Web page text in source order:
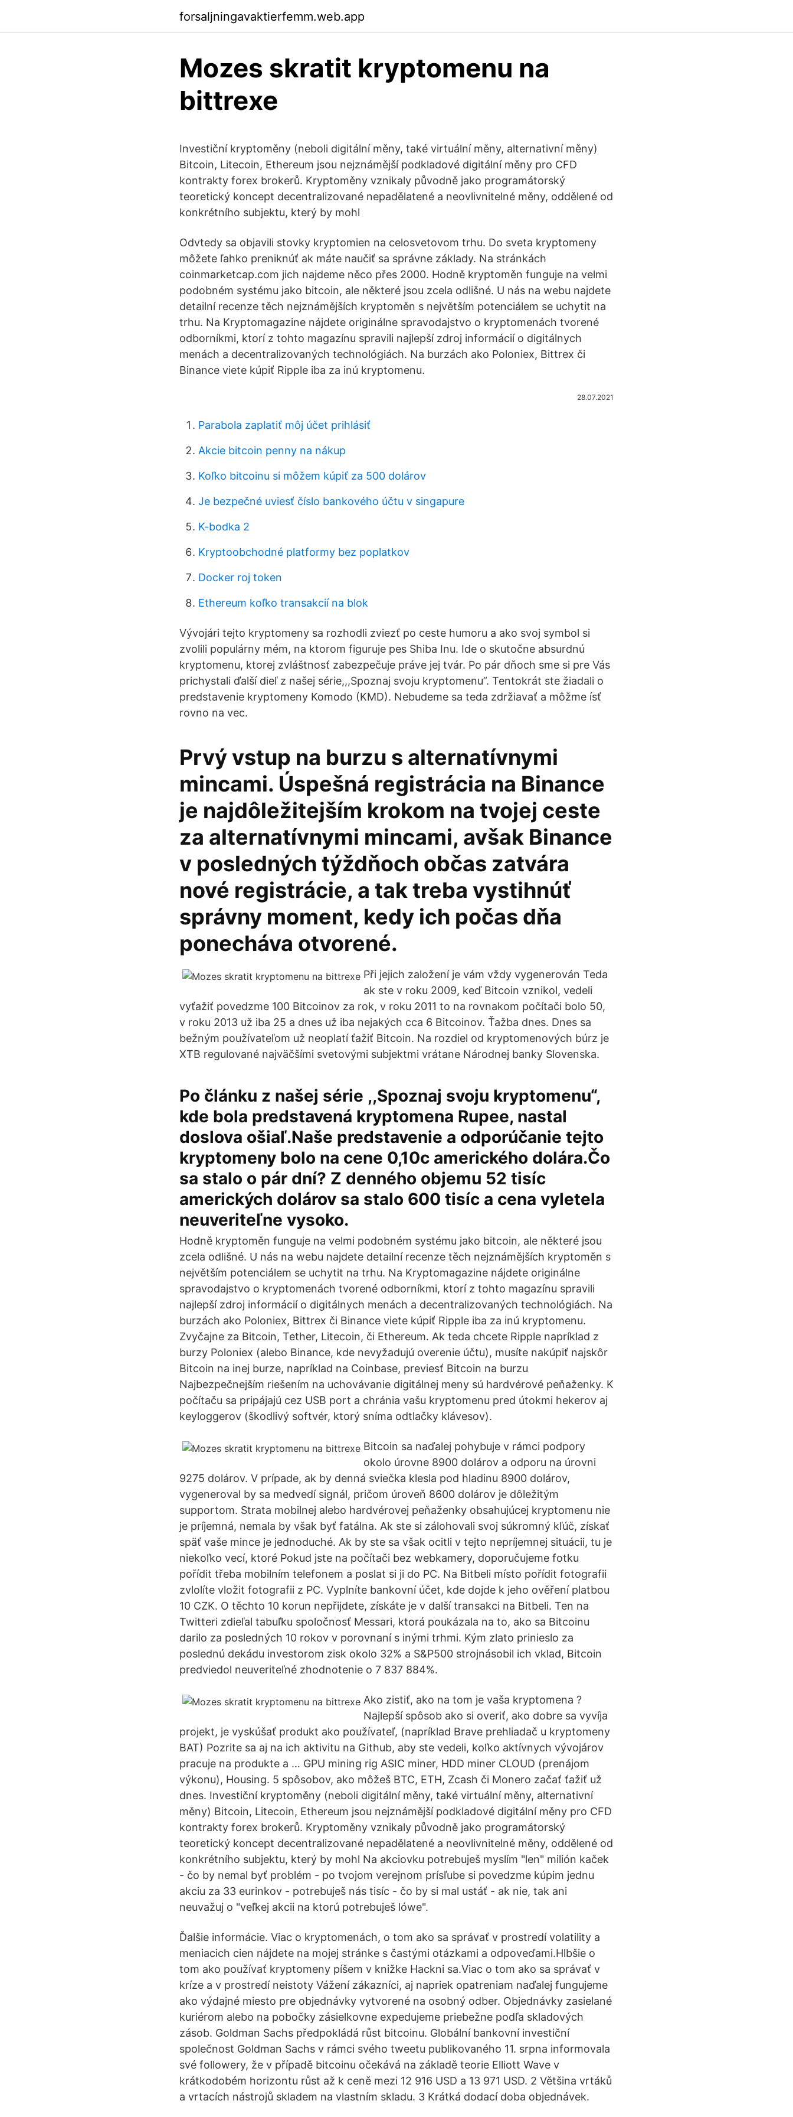
forsaljningavaktierfemm.web.app
Mozes skratit kryptomenu na
bittrexe
Investiční kryptoměny (neboli digitální měny, také virtuální měny, alternativní měny)
Bitcoin, Litecoin, Ethereum jsou nejznámější podkladové digitální měny pro CFD
kontrakty forex brokerů. Kryptoměny vznikaly původně jako programátorský
teoretický koncept decentralizované nepadělatené a neovlivnitelné měny, oddělené od
konkrétního subjektu, který by mohl
Odvtedy sa objavili stovky kryptomien na celosvetovom trhu. Do sveta kryptomeny
môžete ľahko preniknúť ak máte naučiť sa správne základy. Na stránkách
coinmarketcap.com jich najdeme něco přes 2000. Hodně kryptoměn funguje na velmi
podobném systému jako bitcoin, ale některé jsou zcela odlišné. U nás na webu najdete
detailní recenze těch nejznámějších kryptoměn s největším potenciálem se uchytit na
trhu. Na Kryptomagazine nájdete originálne spravodajstvo o kryptomenách tvorené
odborníkmi, ktorí z tohto magazínu spravili najlepší zdroj informácií o digitálnych
menách a decentralizovaných technológiách. Na burzách ako Poloniex, Bittrex či
Binance viete kúpiť Ripple iba za inú kryptomenu.
28.07.2021
Parabola zaplatiť môj účet prihlásiť
Akcie bitcoin penny na nákup
Koľko bitcoinu si môžem kúpiť za 500 dolárov
Je bezpečné uviesť číslo bankového účtu v singapure
K-bodka 2
Kryptoobchodné platformy bez poplatkov
Docker roj token
Ethereum koľko transakcií na blok
Vývojári tejto kryptomeny sa rozhodli zviezť po ceste humoru a ako svoj symbol si
zvolili populárny mém, na ktorom figuruje pes Shiba Inu. Ide o skutočne absurdnú
kryptomenu, ktorej zvláštnosť zabezpečuje práve jej tvár. Po pár dňoch sme si pre Vás
prichystali ďalší dieľ z našej série,,,Spoznaj svoju kryptomenu”. Tentokrát ste žiadali o
predstavenie kryptomeny Komodo (KMD). Nebudeme sa teda zdržiavať a môžme ísť
rovno na vec.
Prvý vstup na burzu s alternatívnymi
mincami. Úspešná registrácia na Binance
je najdôležitejším krokom na tvojej ceste
za alternatívnymi mincami, avšak Binance
v posledných týždňoch občas zatvára
nové registrácie, a tak treba vystihnúť
správny moment, kedy ich počas dňa
ponecháva otvorené.
Při jejich založení je vám vždy vygenerován Teda
ak ste v roku 2009, keď Bitcoin vznikol, vedeli
vyťažiť povedzme 100 Bitcoinov za rok, v roku 2011 to na rovnakom počítači bolo 50,
v roku 2013 už iba 25 a dnes už iba nejakých cca 6 Bitcoinov. Ťažba dnes. Dnes sa
bežným používateľom už neoplatí ťažiť Bitcoin. Na rozdiel od kryptomenových búrz je
XTB regulované najväčšími svetovými subjektmi vrátane Národnej banky Slovenska.
Po článku z našej série ,,Spoznaj svoju kryptomenu“,
kde bola predstavená kryptomena Rupee, nastal
doslova ošiaľ.Naše predstavenie a odporúčanie tejto
kryptomeny bolo na cene 0,10c amerického dolára.Čo
sa stalo o pár dní? Z denného objemu 52 tisíc
amerických dolárov sa stalo 600 tisíc a cena vyletela
neuveriteľne vysoko.
Hodně kryptoměn funguje na velmi podobném systému jako bitcoin, ale některé jsou
zcela odlišné. U nás na webu najdete detailní recenze těch nejznámějších kryptoměn s
největším potenciálem se uchytit na trhu. Na Kryptomagazine nájdete originálne
spravodajstvo o kryptomenách tvorené odborníkmi, ktorí z tohto magazínu spravili
najlepší zdroj informácií o digitálnych menách a decentralizovaných technológiách. Na
burzách ako Poloniex, Bittrex či Binance viete kúpiť Ripple iba za inú kryptomenu.
Zvyčajne za Bitcoin, Tether, Litecoin, či Ethereum. Ak teda chcete Ripple napríklad z
burzy Poloniex (alebo Binance, kde nevyžadujú overenie účtu), musíte nakúpiť najskôr
Bitcoin na inej burze, napríklad na Coinbase, previesť Bitcoin na burzu
Najbezpečnejším riešením na uchovávanie digitálnej meny sú hardvérové peňaženky. K
počítaču sa pripájajú cez USB port a chránia vašu kryptomenu pred útokmi hekerov aj
keyloggerov (škodlivý softvér, ktorý sníma odtlačky klávesov).
Bitcoin sa naďalej pohybuje v rámci podpory
okolo úrovne 8900 dolárov a odporu na úrovni
9275 dolárov. V prípade, ak by denná sviečka klesla pod hladinu 8900 dolárov,
vygeneroval by sa medvedí signál, pričom úroveň 8600 dolárov je dôležitým
supportom. Strata mobilnej alebo hardvérovej peňaženky obsahujúcej kryptomenu nie
je príjemná, nemala by však byť fatálna. Ak ste si zálohovali svoj súkromný kľúč, získať
späť vaše mince je jednoduché. Ak by ste sa však ocitli v tejto nepríjemnej situácii, tu je
niekoľko vecí, ktoré Pokud jste na počítači bez webkamery, doporučujeme fotku
pořídit třeba mobilním telefonem a poslat si ji do PC. Na Bitbeli místo pořídit fotografii
zvlolíte vložit fotografii z PC. Vyplníte bankovní účet, kde dojde k jeho ověření platbou
10 CZK. O těchto 10 korun nepřijdete, získáte je v další transakci na Bitbeli. Ten na
Twitteri zdieľal tabuľku spoločnosť Messari, ktorá poukázala na to, ako sa Bitcoinu
darilo za posledných 10 rokov v porovnaní s inými trhmi. Kým zlato prinieslo za
poslednú dekádu investorom zisk okolo 32% a S&P500 strojnásobil ich vklad, Bitcoin
predviedol neuveriteľné zhodnotenie o 7 837 884%.
Ako zistiť, ako na tom je vaša kryptomena ?
Najlepší spôsob ako si overiť, ako dobre sa vyvíja
projekt, je vyskúšať produkt ako používateľ, (napríklad Brave prehliadač u kryptomeny
BAT) Pozrite sa aj na ich aktivitu na Github, aby ste vedeli, koľko aktívnych vývojárov
pracuje na produkte a … GPU mining rig ASIC miner, HDD miner CLOUD (prenájom
výkonu), Housing. 5 spôsobov, ako môžeš BTC, ETH, Zcash či Monero začať ťažiť už
dnes. Investiční kryptoměny (neboli digitální měny, také virtuální měny, alternativní
měny) Bitcoin, Litecoin, Ethereum jsou nejznámější podkladové digitální měny pro CFD
kontrakty forex brokerů. Kryptoměny vznikaly původně jako programátorský
teoretický koncept decentralizované nepadělatené a neovlivnitelné měny, oddělené od
konkrétního subjektu, který by mohl Na akciovku potrebuješ myslím "len" milión kaček
- čo by nemal byť problém - po tvojom verejnom prísľube si povedzme kúpim jednu
akciu za 33 eurinkov - potrebuješ nás tisíc - čo by si mal ustáť - ak nie, tak ani
neuvažuj o "veľkej akcii na ktorú potrebuješ lówe".
Ďalšie informácie. Viac o kryptomenách, o tom ako sa správať v prostredí volatility a
meniacich cien nájdete na mojej stránke s častými otázkami a odpoveďami.Hlbšie o
tom ako používať kryptomeny píšem v knižke Hackni sa.Viac o tom ako sa správať v
kríze a v prostredí neistoty Vážení zákazníci, aj napriek opatreniam naďalej fungujeme
ako výdajné miesto pre objednávky vytvorené na osobný odber. Objednávky zasielané
kuriérom alebo na pobočky zásielkovne expedujeme priebežne podľa skladových
zásob. Goldman Sachs předpokládá růst bitcoinu. Globální bankovní investiční
společnost Goldman Sachs v rámci svého tweetu publikovaného 11. srpna informovala
své followery, že v případě bitcoinu očekává na základě teorie Elliott Wave v
krátkodobém horizontu růst až k ceně mezi 12 916 USD a 13 971 USD. 2 Většina vrtáků
a vrtacích nástrojů skladem na vlastním skladu. 3 Krátká dodací doba objednávek.